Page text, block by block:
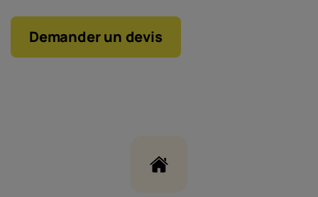
Demander un devis